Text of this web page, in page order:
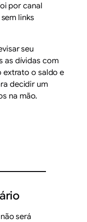
por canal
links
seu
as dívidas com
extrato o saldo e
decidir um
na mão.
Pinterest
será